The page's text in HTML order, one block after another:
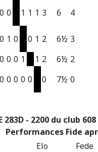
0 0 1 1 1 3 6 4
0 1 0 0 1 2 6½ 3
0 0 0 1 1 2 6½ 2
0 0 0 0 0 0 7½ 0
283D - 2200 du club
Performances Fide
Elo
Fede